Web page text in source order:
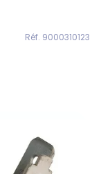
Réf. 9000310123